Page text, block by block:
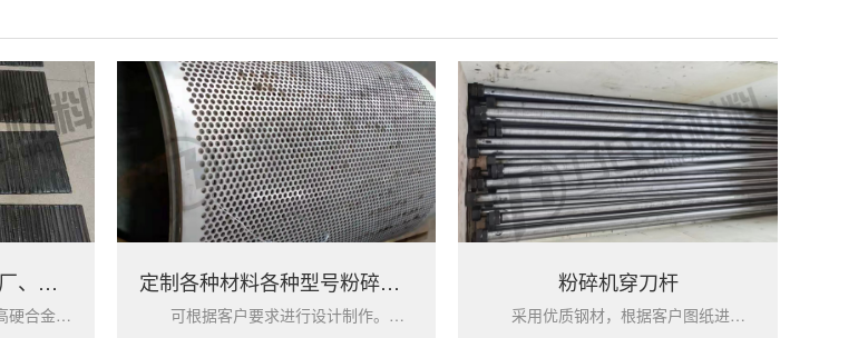
定制新型耐磨板（水泥厂、冶金、矿山专用耐磨板）
乃氏耐磨板采用低碳钢+高硬合金材料复合制造而成，底层具有很好的韧性和机械强度，可机加工。耐磨层厚度为3-5mm，高硬度、高耐磨、且在高温下也具备很好的耐磨性能。非常适合水泥、冶金、煤炭、矿山等行业使用。
定制各种材料各种型号粉碎机筛网
可根据客户要求进行设计制作。我们有各种牌号的材料可供客户选择，可选激光加工工艺或冲床冲孔工艺。
粉碎机穿刀杆
采用优质钢材，根据客户图纸进行加工，并进行调质处理，以保证使用强度和耐磨性能。